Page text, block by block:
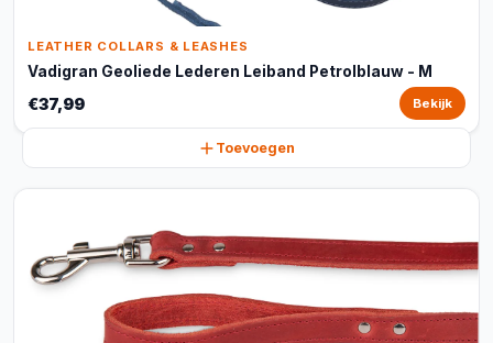
LEATHER COLLARS & LEASHES
Vadigran Geoliede Lederen Leiband Petrolblauw - M
€37,99 Bekijk
Toevoegen